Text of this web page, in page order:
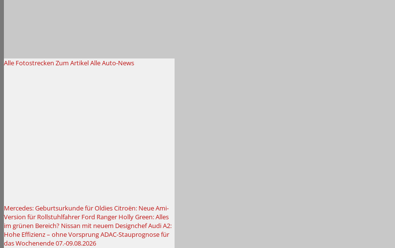
Alle Fotostrecken Zum ArtikelAlle Auto-News
Mercedes: Geburtsurkunde für OldiesCitroën: Neue Ami-
Version für Rollstuhlfahrer Ford Ranger Holly Green: Alles
im grünen Bereich? Nissan mit neuem DesignchefAudi A2:
Hohe Effizienz – ohne VorsprungADAC-Stauprognose für
das Wochenende 07.-09.08.2026